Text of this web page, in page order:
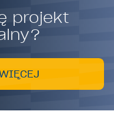
projekt